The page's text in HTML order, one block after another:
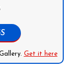
Get it here